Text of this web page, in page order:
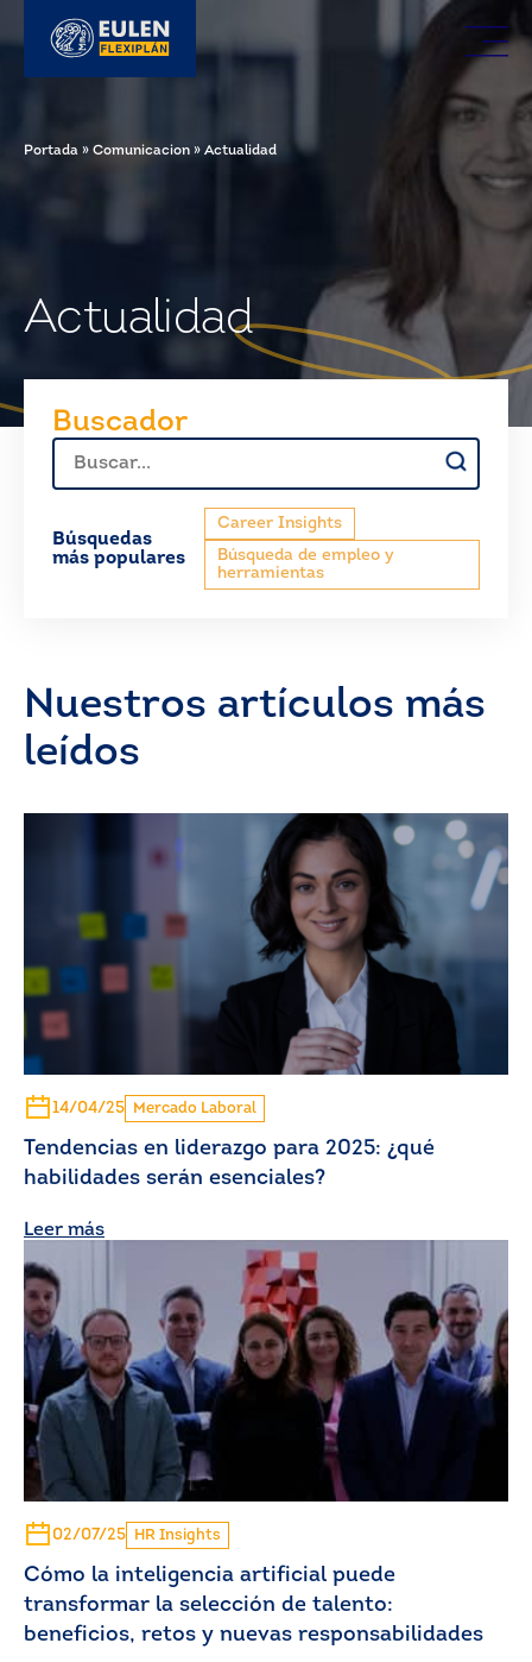
Portada » Comunicacion » Actualidad
Actualidad
Buscador
Buscar:
Búsquedas
más populares
Career Insights
Búsqueda de empleo y
herramientas
Nuestros artículos más
leídos
14/04/25 Mercado Laboral
Tendencias en liderazgo para 2025: ¿qué
habilidades serán esenciales?
Leer más
02/07/25 HR Insights
Cómo la inteligencia artificial puede
transformar la selección de talento:
beneficios, retos y nuevas responsabilidades